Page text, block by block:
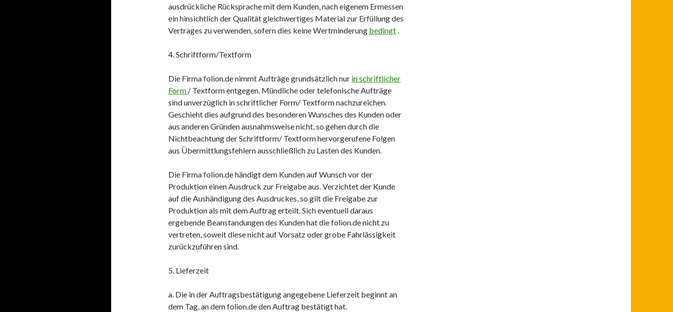
ausdrückliche Rücksprache mit dem Kunden, nach eigenem Ermessen
ein hinsichtlich der Qualität gleichwertiges Material zur Erfüllung des
Vertrages zu verwenden, sofern dies keine Wertminderung bedingt.
4. Schriftform/Textform
Die Firma folion.de nimmt Aufträge grundsätzlich nur in schriftlicher
Form / Textform entgegen. Mündliche oder telefonische Aufträge
sind unverzüglich in schriftlicher Form/ Textform nachzureichen.
Geschieht dies aufgrund des besonderen Wunsches des Kunden oder
aus anderen Gründen ausnahmsweise nicht, so gehen durch die
Nichtbeachtung der Schriftform/ Textform hervorgerufene Folgen
aus Übermittlungsfehlern ausschließlich zu Lasten des Kunden.
Die Firma folion.de händigt dem Kunden auf Wunsch vor der
Produktion einen Ausdruck zur Freigabe aus. Verzichtet der Kunde
auf die Aushändigung des Ausdruckes, so gilt die Freigabe zur
Produktion als mit dem Auftrag erteilt. Sich eventuell daraus
ergebende Beanstandungen des Kunden hat die folion.de nicht zu
vertreten, soweit diese nicht auf Vorsatz oder grobe Fahrlässigkeit
zurückzuführen sind.
5. Lieferzeit
a. Die in der Auftragsbestätigung angegebene Lieferzeit beginnt an
dem Tag, an dem folion.de den Auftrag bestätigt hat.